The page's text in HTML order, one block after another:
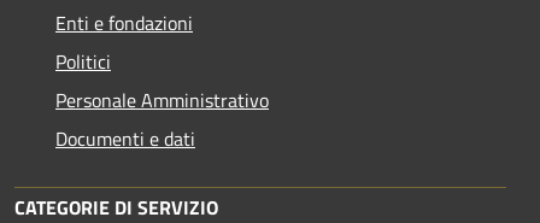
Enti e fondazioni
Politici
Personale Amministrativo
Documenti e dati
CATEGORIE DI SERVIZIO